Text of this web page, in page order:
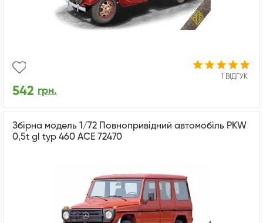
1 ВІДГУК
542 грн.
Збірна модель 1/72 Повнопривідний автомобіль PKW
0,5t gl typ 460 ACE 72470